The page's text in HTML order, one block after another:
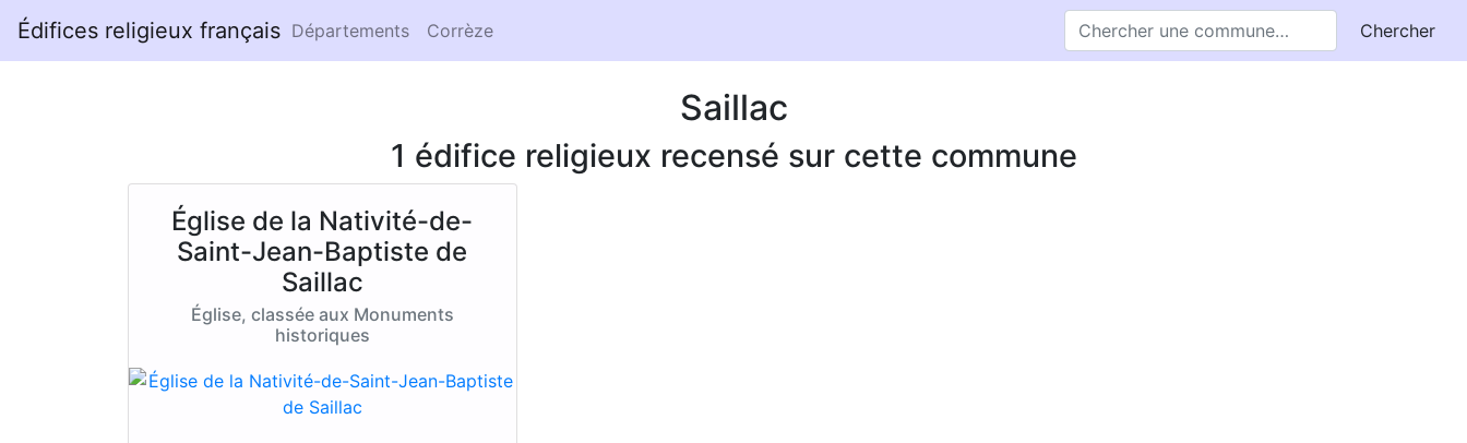
Édifices religieux français Départements Corrèze Chercher
Saillac
1 édifice religieux recensé sur cette commune
Église de la Nativité-de-
Saint-Jean-Baptiste de
Saillac
Église, classée aux Monuments
historiques